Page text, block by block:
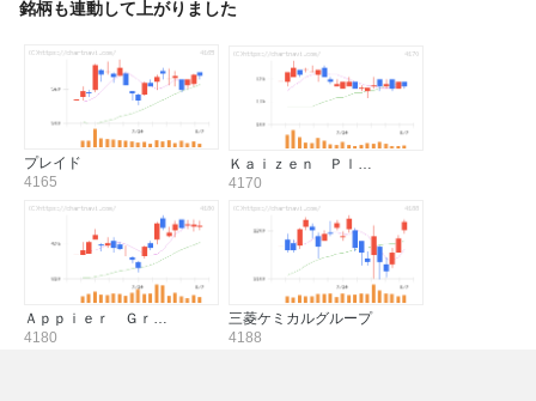
銘柄も連動して上がりました
プレイド
4165
Ｋａｉｚｅｎ Ｐｌ…
4170
Ａｐｐｉｅｒ Ｇｒ…
4180
三菱ケミカルグループ
4188